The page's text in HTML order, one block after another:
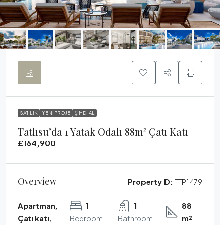
SATILIK YENI PROJE ŞIMDI AL
Tatlısu’da 1 Yatak Odalı 88m² Çatı Katı
£164,900
Overview Property ID: FTP1479
Apartman,
Çatı katı,
1
Bedroom
1
Bathroom
88
m²